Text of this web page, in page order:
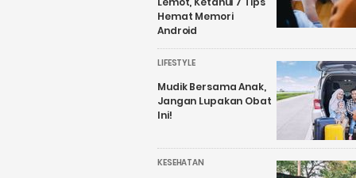
Hemat Memori
Android
LIFESTYLE
Mudik Bersama Anak,
Jangan Lupakan Obat
Ini!
KESEHATAN